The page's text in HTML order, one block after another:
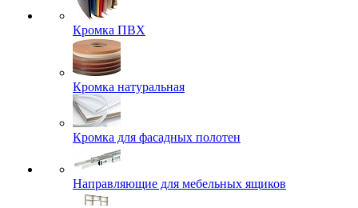
Кромка ПВХ
Кромка натуральная
Кромка для фасадных полотен
Направляющие для мебельных ящиков